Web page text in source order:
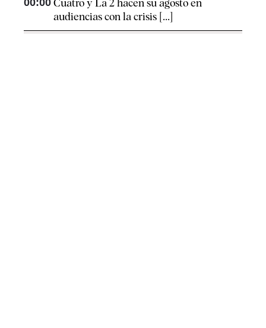
Cuatro y La 2 hacen su agosto en
audiencias con la crisis [...]